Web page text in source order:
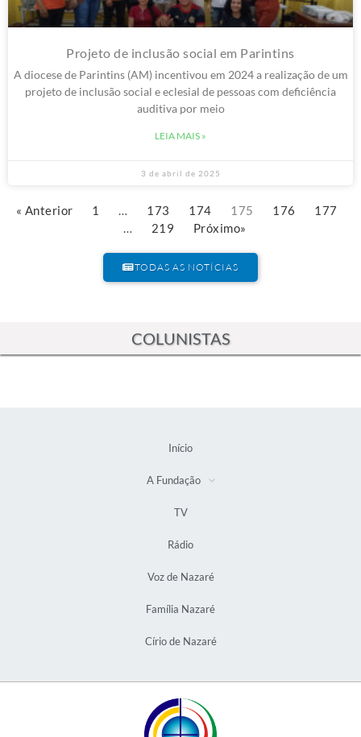
Projeto de inclusão social em Parintins
A diocese de Parintins (AM) incentivou em 2024 a realização de um
projeto de inclusão social e eclesial de pessoas com deficiência
auditiva por meio
« Anterior 1 … 173 174 175 176
177
…
219 Próximo»
COLUNISTAS
A Fundação